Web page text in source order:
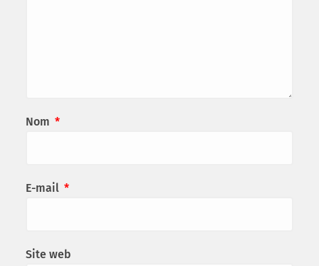
Nom *
E-mail *
Site web